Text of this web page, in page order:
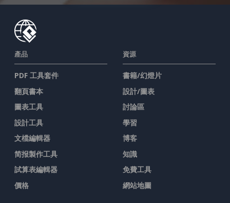
產品
PDF 工具套件
翻頁書本
圖表工具
設計工具
文檔編輯器
简报製作工具
試算表編輯器
價格
資源
書籍/幻燈片
設計/圖表
討論區
學習
博客
知識
免費工具
網站地圖